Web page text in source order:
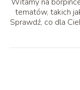
tematów, takich
Sprawdź, co dla